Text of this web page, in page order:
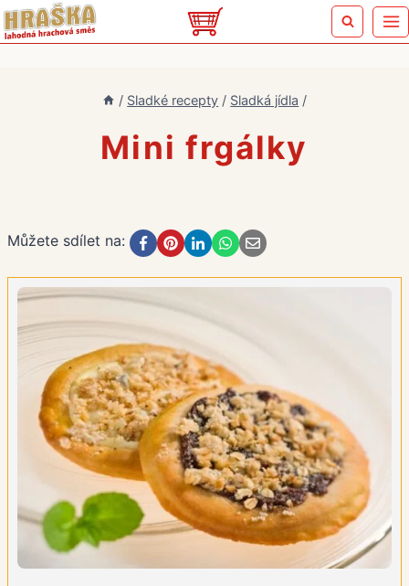
Přeskočit
na
/ Sladké recepty / Sladká jídla /
Mini frgálky
Můžete sdílet na: